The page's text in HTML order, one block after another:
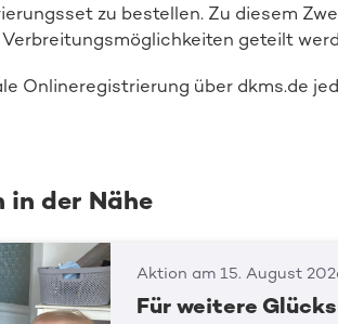
zu bestellen. Zu diesem
geteilt
Onlineregistrierung über dkms.de
in der Nähe
Aktion am 15. August
Für weitere